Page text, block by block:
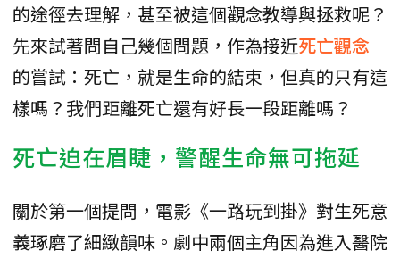
的途徑去理解，甚至被這個觀念教導與拯救呢？
先來試著問自己幾個問題，作為接近死亡觀念
的嘗試：死亡，就是生命的結束，但真的只有這
樣嗎？我們距離死亡還有好長一段距離嗎？
死亡迫在眉睫，警醒生命無可拖延
關於第一個提問，電影《一路玩到掛》對生死意
義琢磨了細緻韻味。劇中兩個主角因為進入醫院